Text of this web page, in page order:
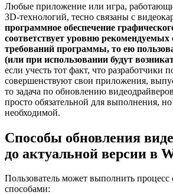
Любые приложение или игра,
3D-технологий, тесно связаны с
программное обеспечение
соответствует уровню
требований программы, то ею
(или при использовании будут
если учесть тот факт, что разработчики
совершенствуют свои приложения,
то задача по обновлению
просто обязательной для выполнения,
необходимой.
Способы обновления
до актуальной версии в
Пользователь может выполнить процесс
способами: